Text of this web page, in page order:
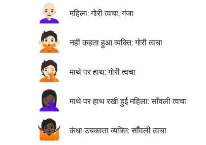
👩🏻‍🦲 महिला: गोरी त्वचा, गंजा
🙅🏻 नहीं कहता हुआ व्यक्ति: गोरी त्वचा
🤦🏻 माथे पर हाथ: गोरी त्वचा
🤦🏿‍♀️ माथे पर हाथ रखी हुई महिला: साँवली त्वचा
🤷🏿 कंधा उचकाता व्यक्ति: साँवली त्वचा